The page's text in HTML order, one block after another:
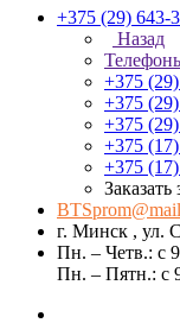
+375 (29) 643-
Назад
+375
+375
+375
+375
+375
Заказать
г. Минск , ул.
Пн. – Четв.: с
Пн. – Пятн.: с